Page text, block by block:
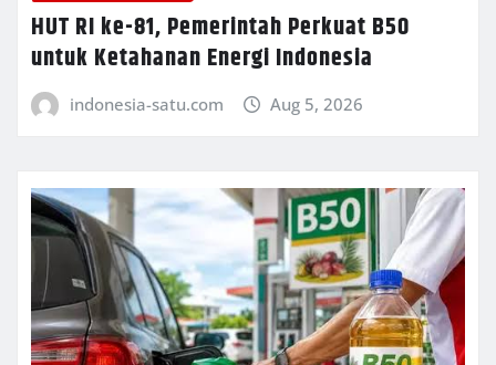
HUT RI ke-81, Pemerintah Perkuat B50
untuk Ketahanan Energi Indonesia
indonesia-satu.com Aug 5, 2026